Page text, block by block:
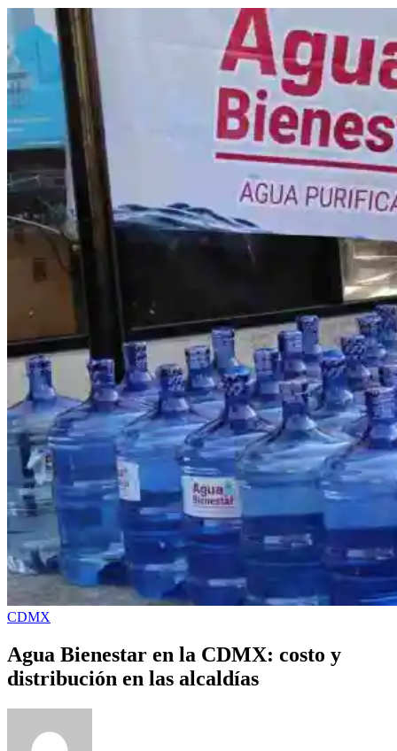
CDMX
Agua Bienestar en la CDMX: costo y
distribución en las alcaldías